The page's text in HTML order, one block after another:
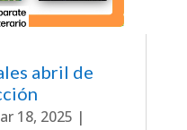
abril de
18, 2025 |